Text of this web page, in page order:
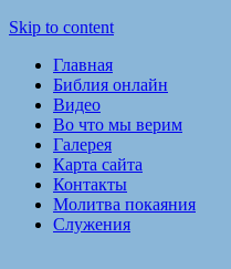
Skip to content
Главная
Библия онлайн
Видео
Во что мы верим
Галерея
Карта сайта
Контакты
Молитва покаяния
Служения